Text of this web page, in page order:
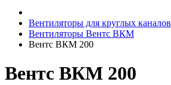
Вентиляторы для круглых каналов
Вентиляторы Вентс ВКМ
Вентс ВКМ 200
Вентс ВКМ 200